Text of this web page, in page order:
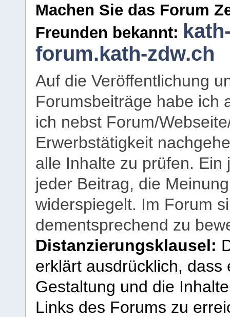
Machen Sie das Forum
Freunden bekannt:
forum.kath-zdw.ch
Auf die Veröffentlichung
Forumsbeiträge habe ich
ich nebst Forum/
Erwerbstätigkeit
alle Inhalte zu prüfen.
jeder Beitrag, die
widerspiegelt. Im Forum
dementsprechend zu
Distanzierungsklausel:
erklärt ausdrücklich,
Gestaltung und die
Links des Forums zu